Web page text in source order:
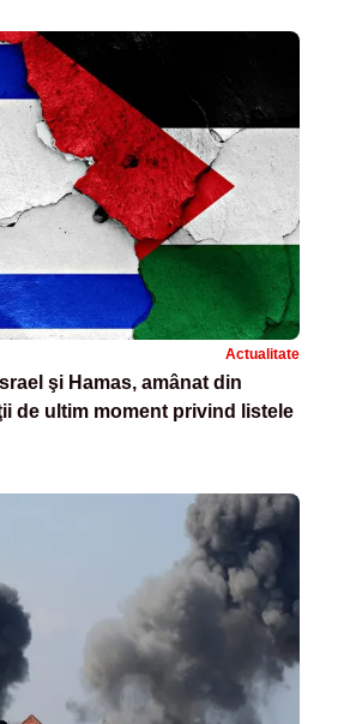
Actualitate
şi Hamas, amânat din
de ultim moment privind listele